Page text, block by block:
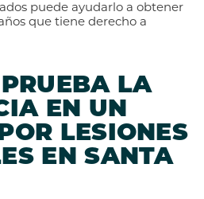
puede ayudarlo a obtener
que tiene derecho a
LA
EN UN
LESIONES
EN SANTA